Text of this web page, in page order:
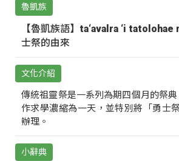
魯凱族
【魯凱族語】ta‘avalra ‘i tatolohae
士祭的由來
文化介紹
傳統祖靈祭是一系列為期四個月的祭
作求學濃縮為一天，並特別將「勇士
辦理。
小辭典